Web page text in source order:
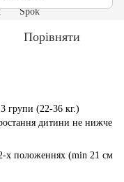
Порівняти
3 групи (22-36 кг.)
дитини не нижче
2-х положеннях (min 21 см